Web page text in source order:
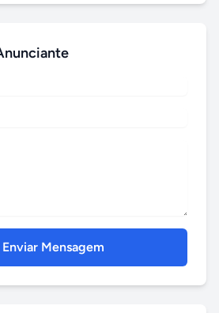
Enviar Mensagem